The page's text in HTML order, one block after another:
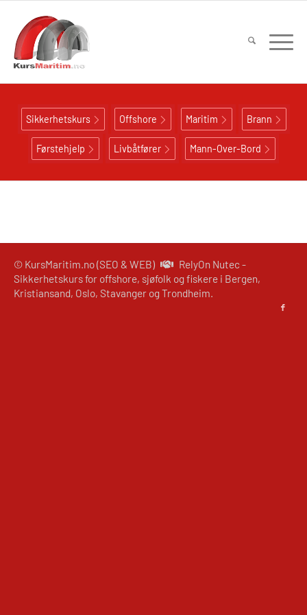
Sikkerhetskurs Offshore Maritim Brann
Førstehjelp Livbåtfører Mann-Over-Bord
© KursMaritim.no (SEO & WEB)
RelyOn Nutec -
Sikkerhetskurs for offshore, sjøfolk og fiskere i Bergen,
Kristiansand, Oslo, Stavanger og Trondheim.